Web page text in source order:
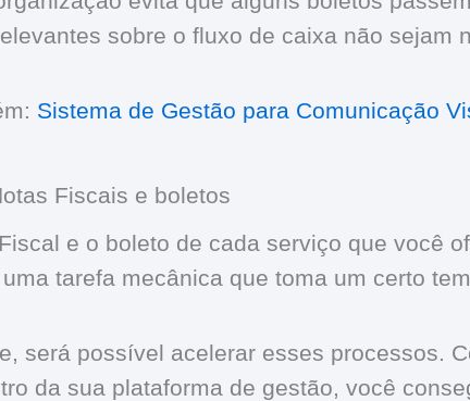
sobre o fluxo de caixa não sejam
Sistema de Gestão para Comunicação
Fiscais e boletos
e o boleto de cada serviço que você
tarefa mecânica que toma um certo
será possível acelerar esses processos.
da sua plataforma de gestão, você